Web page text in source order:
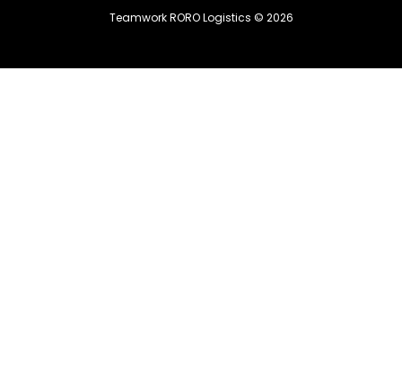
Teamwork RORO Logistics © 2026